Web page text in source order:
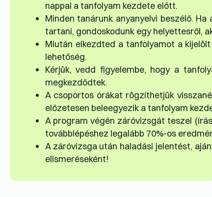
nappal a tanfolyam kezdete előtt.
Minden tanárunk anyanyelvi beszélő.
tartani, gondoskodunk egy helyettesről,
Miután elkezdted a tanfolyamot a
lehetőség.
Kérjük, vedd figyelembe, hogy a
megkezdődtek.
A csoportos órákat rögzíthetjük
előzetesen beleegyezik a tanfolyam
A program végén záróvizsgát teszel
továbblépéshez legalább 70%-os
A záróvizsga után haladási jelentést,
elismeréseként!